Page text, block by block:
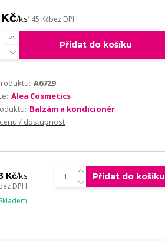
/ks145 Kčbez DPH
Přidat do košíku
A6729
Alea Cosmetics
Balzám a kondicionér
/ dostupnost
Kč/ks
DPH
Skladem
Přidat do košíku